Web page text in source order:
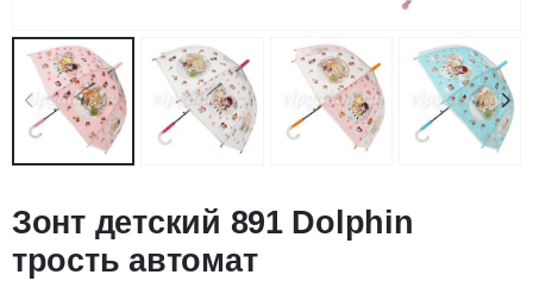
Зонт детский 891 Dolphin
трость автомат